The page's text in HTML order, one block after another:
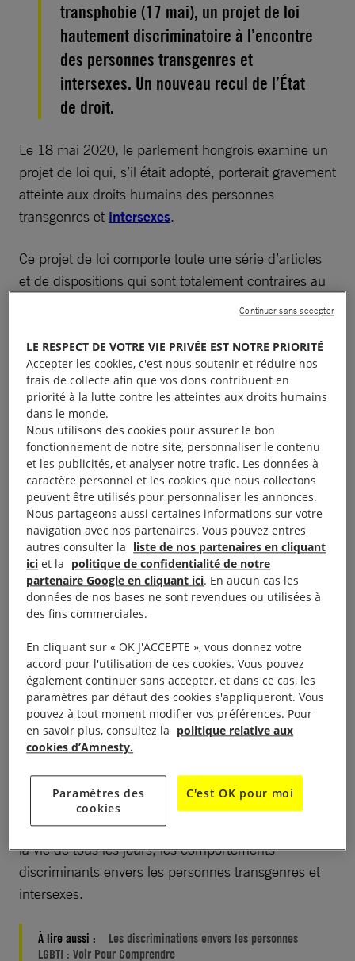
transphobie (17 mai), un projet de loi
hautement discriminatoire à l’encontre
des personnes transgenres et
intersexes. Un nouveau recul de l’État
de droit.
Le 18 mai 2020, le parlement hongrois examine un
projet de loi qui, s’il était adopté, porterait gravement
atteinte aux droits humains des personnes
transgenres et intersexes.
Ce projet de loi comporte toute une série d’articles
et de dispositions qui sont totalement contraires au
Parmi eux, l’article 33 de ce projet de loi T/9934
entend redéfinir le genre comme étant« le sexe
biologique, basé sur les caractéristiques sexuelles
primaires et les chromosomes ». Concrètement, cela
signifie que seule la mention du « sexe à la
naissance » pourra figurer sur les registres de l’état
civil rendant impossible toute modification au cours
de la vie.
Cette disposition est une atteinte à la dignité
humaine et une violation des droits des personnes
transgenres et intersexes : le droit au respect de la
particulier à l’état civil – de leur genre,
reconnaissance qui doit être fondée sur
l’autodétermination. Ces propositions de
modifications pourraient en outre avoir de graves
incidences sur les personnes qui suivent
transition.
Et il est fort probable que ce débat encourage, dans
la vie de tous les jours, les comportements
discriminants envers les personnes transgenres et
intersexes.
À lire aussi :
Les discriminations envers les personnes
LGBTI : Voir Pour Comprendre
LE RESPECT DE VOTRE VIE PRIVÉE EST NOTRE PRIORITÉ
Accepter les cookies, c'est nous soutenir et réduire nos
frais de collecte afin que vos dons contribuent en
priorité à la lutte contre les atteintes aux droits humains
dans le monde.
Nous utilisons des cookies pour assurer le bon
fonctionnement de notre site, personnaliser le contenu
et les publicités, et analyser notre trafic. Les données à
caractère personnel et les cookies que nous collectons
peuvent être utilisés pour personnaliser les annonces.
Nous partageons aussi certaines informations sur votre
navigation avec nos partenaires. Vous pouvez entres
autres consulter la liste de nos partenaires en cliquant
ici et la politique de confidentialité de notre
partenaire Google en cliquant ici. En aucun cas les
données de nos bases ne sont revendues ou utilisées à
des fins commerciales.
En cliquant sur « OK J'ACCEPTE », vous donnez votre
accord pour l'utilisation de ces cookies. Vous pouvez
également continuer sans accepter, et dans ce cas, les
paramètres par défaut des cookies s'appliqueront. Vous
pouvez à tout moment modifier vos préférences. Pour
en savoir plus, consultez la politique relative aux
cookies d’Amnesty.
Paramètres des
cookies
C'est OK pour moi
Continuer sans accepter